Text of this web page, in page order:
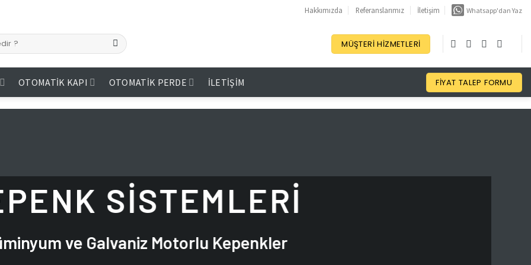
Hakkımızda Referanslarımız İletişim Whatsapp'dan Yaz
MÜŞTERI HIZMETLERI
OTOMATIK KAPI OTOMATIK PERDE İLETIŞIM FIYAT TALEP FORMU
SISTEMLERI
ve Galvaniz Motorlu Kepenkler